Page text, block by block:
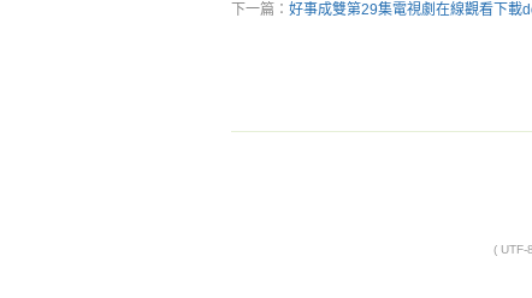
下一篇： 好事成雙第29集電視劇在線觀看下載
( UTF-